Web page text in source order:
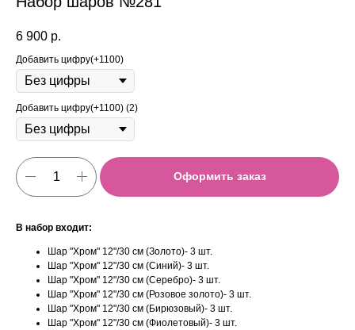
6 900 р.
Добавить цифру(+1100)
Добавить цифру(+1100) (2)
Оформить заказ
В набор входит:
Шар "Хром" 12"/30 см (Золото)- 3 шт.
Шар "Хром" 12"/30 см (Синий)- 3 шт.
Шар "Хром" 12"/30 см (Серебро)- 3 шт.
Шар "Хром" 12"/30 см (Розовое золото)- 3 шт.
Шар "Хром" 12"/30 см (Бирюзовый)- 3 шт.
Шар "Хром" 12"/30 см (Фиолетовый)- 3 шт.